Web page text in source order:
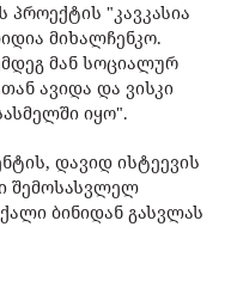
პროექტის "კავკასია
მიხალჩენკო.
მან სოციალურ
ავიდა და ვისკი
იყო".
დავიდ ისტეევის
შემოსასვლელ
ბინიდან გასვლას